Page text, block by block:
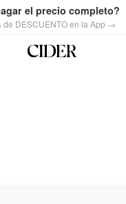
el precio completo?
de DESCUENTO en la App →